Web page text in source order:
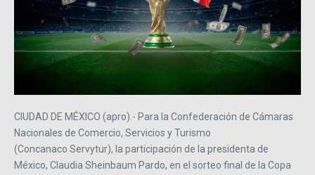
CIUDAD DE MÉXICO (apro).- Para la Confederación de Cámaras
Nacionales de Comercio, Servicios y Turismo
(Concanaco Servytur), la participación de la presidenta de
México, Claudia Sheinbaum Pardo, en el sorteo final de la Copa